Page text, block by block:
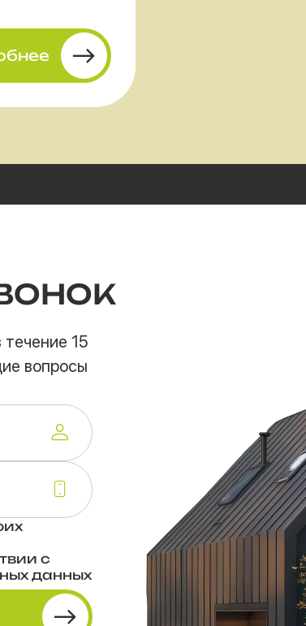
15
вопросы
с
данных